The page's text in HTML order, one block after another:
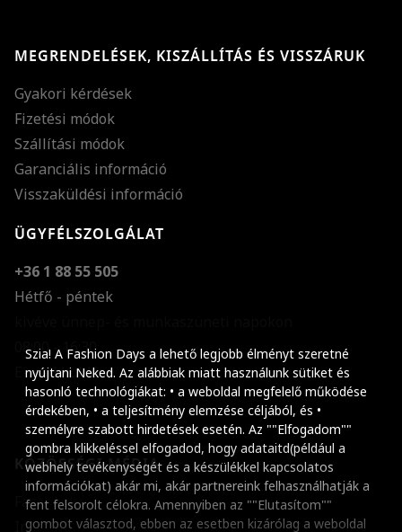
Szia! A Fashion Days a lehető legjobb élményt szeretné
nyújtani Neked. Az alábbiak miatt használunk sütiket és
hasonló technológiákat: • a weboldal megfelelő működése
érdekében, • a teljesítmény elemzése céljából, és •
személyre szabott hirdetések esetén. Az ""Elfogadom""
gombra klikkeléssel elfogadod, hogy adataitd(például a
webhely tevékenységét és a készülékkel kapcsolatos
információkat) akár mi, akár partnereink felhasználhatják a
fent felsorolt célokra. Amennyiben az ""Elutasítom""
gombot választod, ebben az esetben kizárólag a weboldal
MEGRENDELÉSEK, KISZÁLLÍTÁS ÉS VISSZÁRUK
Gyakori kérdések
Fizetési módok
Szállítási módok
Garanciális információ
Visszaküldési információ
ÜGYFÉLSZOLGÁLAT
+36 1 88 55 505
Hétfő - péntek
08:00 - 16:30
E-mail küldése
KÖZÖSSÉGI MÉDIA
Facebook
Instagram
Szöveg méretének
Szóköz növelése
Szóköz csökkentése
Sortávolság
Sortávolság